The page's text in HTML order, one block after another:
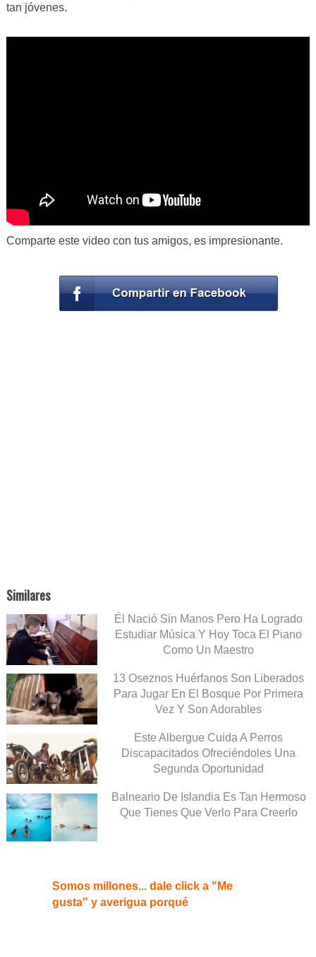
tan jóvenes.
Comparte este video con tus amigos, es impresionante.
Similares
Él Nació Sin Manos Pero Ha Logrado
Estudiar Música Y Hoy Toca El Piano
Como Un Maestro
13 Oseznos Huérfanos Son Liberados
Para Jugar En El Bosque Por Primera
Vez Y Son Adorables
Este Albergue Cuida A Perros
Discapacitados Ofreciéndoles Una
Segunda Oportunidad
Balneario De Islandia Es Tan Hermoso
Que Tienes Que Verlo Para Creerlo
Somos millones... dale click a "Me
gusta" y averigua porqué